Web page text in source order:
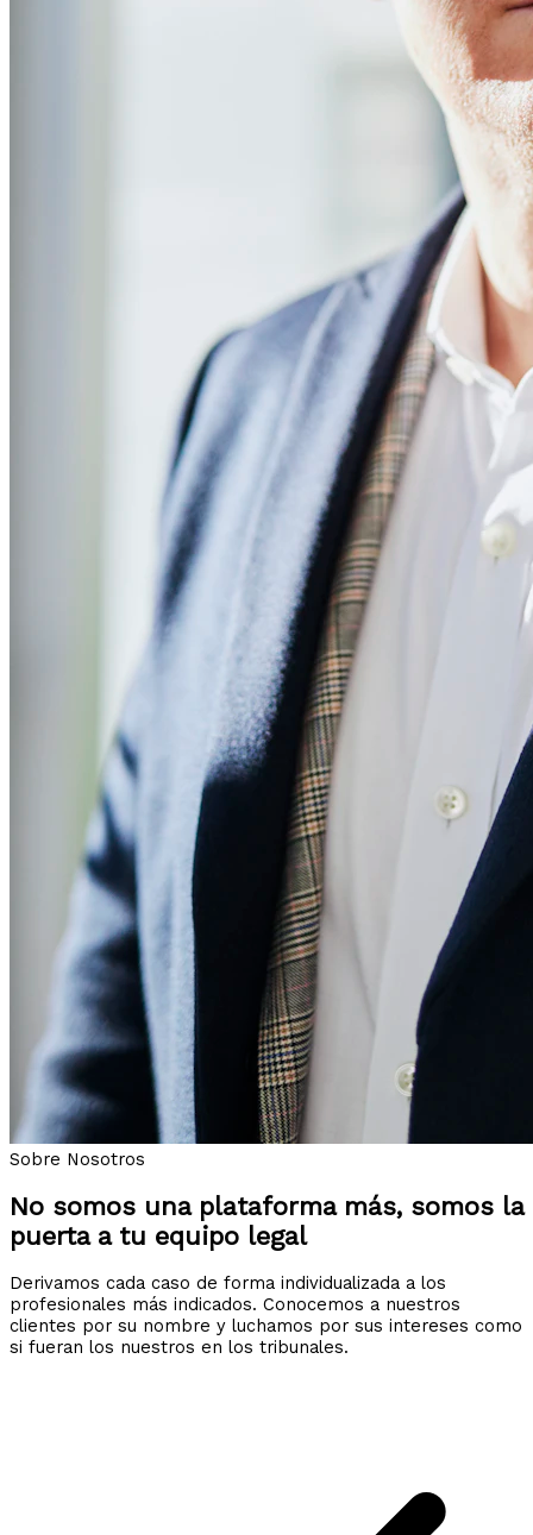
Sobre Nosotros
No somos una plataforma más, somos la
puerta a tu equipo legal
Derivamos cada caso de forma individualizada a los
profesionales más indicados. Conocemos a nuestros
clientes por su nombre y luchamos por sus intereses como
si fueran los nuestros en los tribunales.